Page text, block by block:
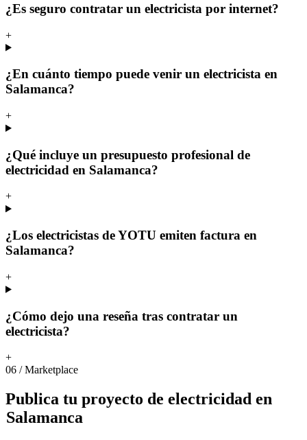
¿Es seguro contratar un electricista por internet?
+
¿En cuánto tiempo puede venir un electricista en
Salamanca?
+
¿Qué incluye un presupuesto profesional de
electricidad en Salamanca?
+
¿Los electricistas de YOTU emiten factura en
Salamanca?
+
¿Cómo dejo una reseña tras contratar un
electricista?
+
06 /Marketplace
Publica tu proyecto de electricidad en
Salamanca